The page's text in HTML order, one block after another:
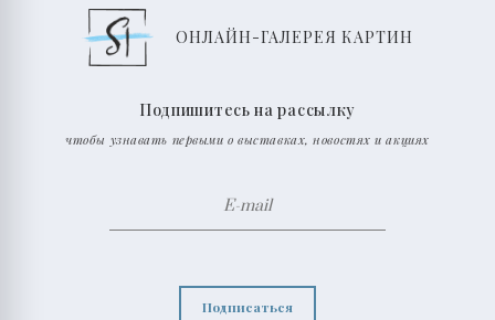
ОНЛАЙН-ГАЛЕРЕЯ КАРТИН
Подпишитесь на рассылку
чтобы узнавать первыми о выставках, новостях и акциях
Подписаться